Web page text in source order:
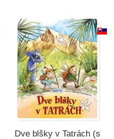
Dve blšky v Tatrách (s